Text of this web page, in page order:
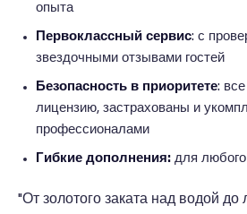
опыта
Первоклассный сервис: с
звездочными отзывами гостей
Безопасность в приоритете:
лицензию, застрахованы и
профессионалами
Гибкие дополнения: для
"От золотого заката над водой до